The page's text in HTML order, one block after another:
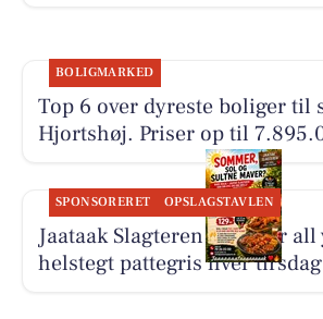
BOLIGMARKED
Top 6 over dyreste boliger til
Hjortshøj. Priser op til
SPONSORERET OPSLAGSTAVLEN
Jaataak Slagteren serverer
helstegt pattegris hver tirsdag